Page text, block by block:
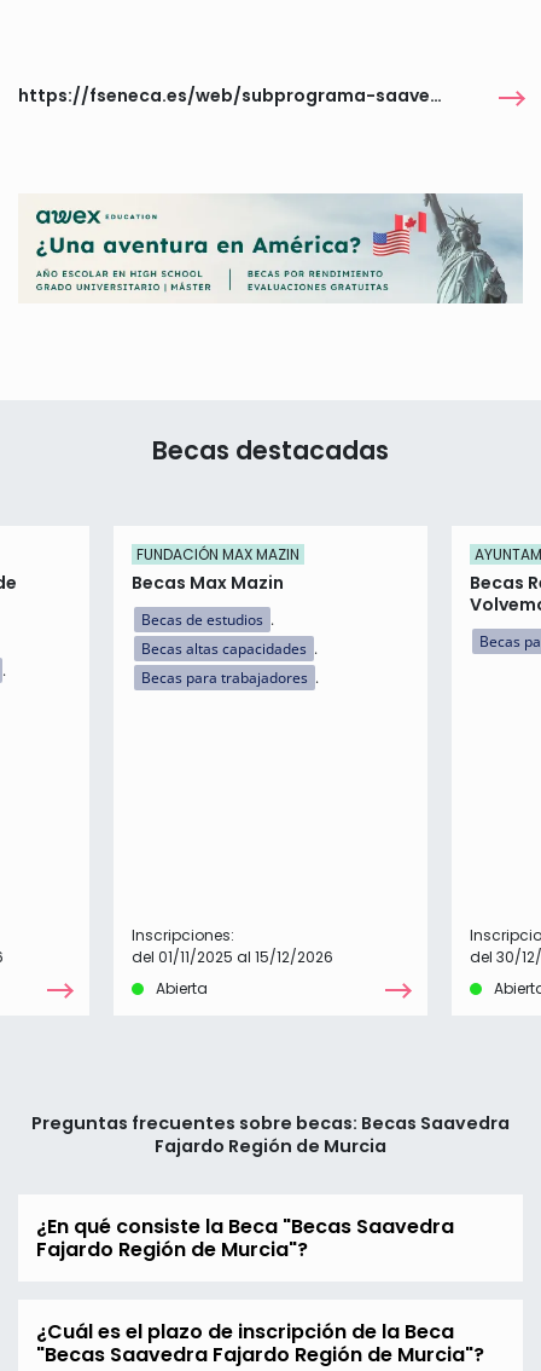
https://fseneca.es/web/subprograma-saavedra-fajardo-2024
Becas destacadas
FUNDACIÓN MAX MAZIN
Becas Max Mazin
Becas de estudios
Becas altas capacidades
Becas para trabajadores
Inscripciones:
del 01/11/2025 al 15/12/2026
Abierta
Becas
Becas
del 30/
Preguntas frecuentes sobre becas: Becas Saavedra
Fajardo Región de Murcia
¿En qué consiste la Beca "Becas Saavedra
Fajardo Región de Murcia"?
¿Cuál es el plazo de inscripción de la Beca
"Becas Saavedra Fajardo Región de Murcia"?